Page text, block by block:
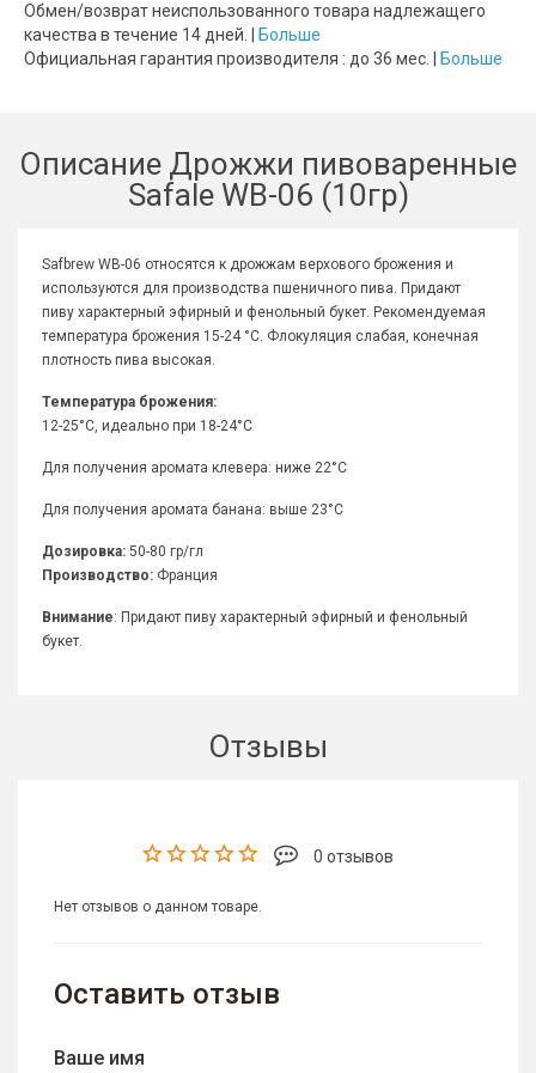
Обмен/возврат неиспользованного товара надлежащего
качества в течение 14 дней. |
Больше
Официальная гарантия производителя : до 36 мес. |
Больше
Описание Дрожжи пивоваренные
Safale WB-06 (10гр)
Safbrew WB-06 относятся к дрожжам верхового брожения и
используются для производства пшеничного пива. Придают
пиву характерный эфирный и фенольный букет. Рекомендуемая
температура брожения 15-24 °C. Флокуляция слабая, конечная
плотность пива высокая.
Температура брожения:
12-25°C, идеально при 18-24°C
Для получения аромата клевера: ниже 22°C
Для получения аромата банана: выше 23°C
Дозировка: 50-80 гр/гл
Производство: Франция
Внимание: Придают пиву характерный эфирный и фенольный
букет.
Отзывы
0 отзывов
Нет отзывов о данном товаре.
Оставить отзыв
Ваше имя